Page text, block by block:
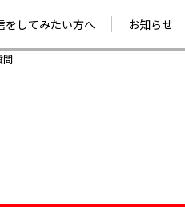
をしてみたい方へ
お知らせ
問